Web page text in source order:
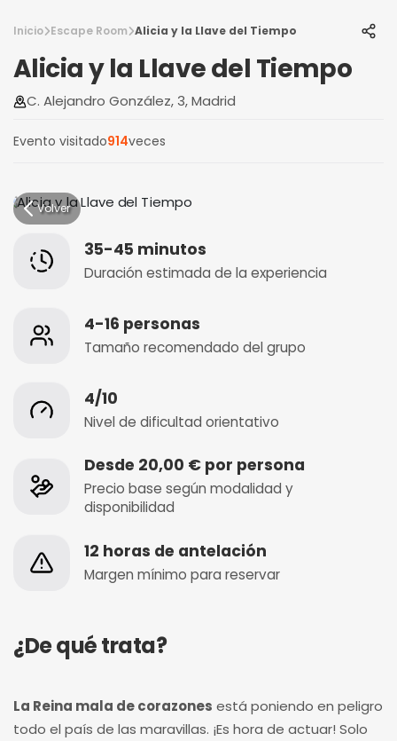
Inicio Escape Room Alicia y la Llave del Tiempo
Alicia y la Llave del Tiempo
C. Alejandro González, 3, Madrid
Evento visitado914veces
Volver
35-45 minutos
Duración estimada de la experiencia
4-16 personas
Tamaño recomendado del grupo
4/10
Nivel de dificultad orientativo
Desde 20,00 € por persona
Precio base según modalidad y
disponibilidad
12 horas de antelación
Margen mínimo para reservar
¿De qué trata?
La Reina mala de corazones está poniendo en peligro
todo el país de las maravillas. ¡Es hora de actuar! Solo